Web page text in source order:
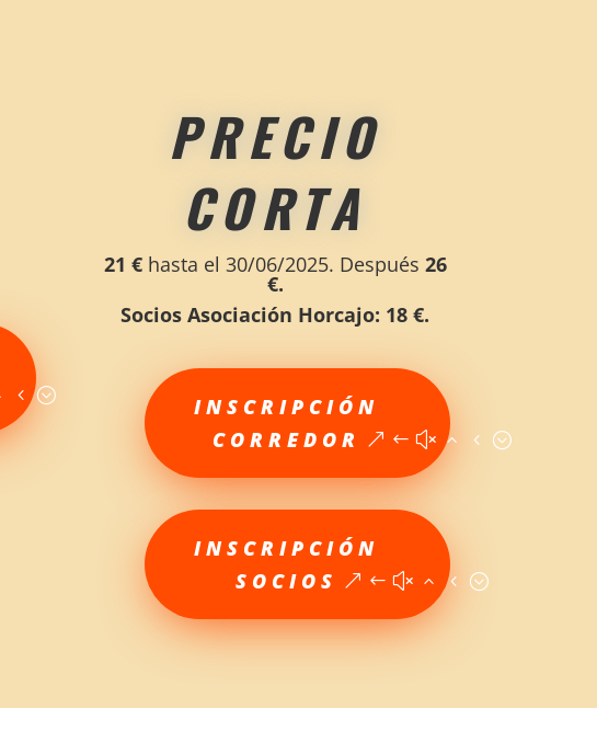
PRECIO
CORTA
21 €hasta el 30/06/2025. Después 26
€.
Socios Asociación Horcajo: 18 €.
INSCRIPCIÓN
CORREDOR
INSCRIPCIÓN
SOCIOS